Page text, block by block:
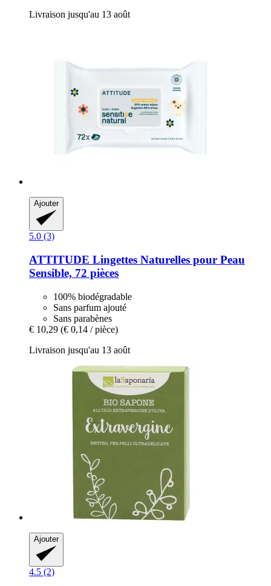
Livraison jusqu'au 13 août
Ajouter
5.0 (3)
ATTITUDE Lingettes Naturelles pour Peau
Sensible, 72 pièces
100% biodégradable
Sans parfum ajouté
Sans parabènes
€ 10,29 (€ 0,14 / pièce)
Livraison jusqu'au 13 août
Ajouter
4.5 (2)